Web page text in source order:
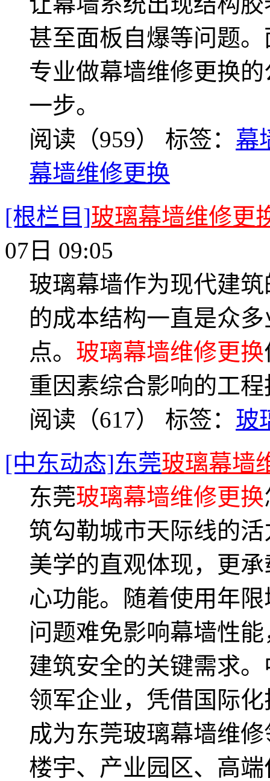
甚至面板自爆等问题
专业做幕墙维修更换
一步。
阅读（959） 标签： 幕
幕墙维修更换
[根栏目]玻璃幕墙维修更
07日 09:05
玻璃幕墙作为现代建
的成本结构一直是众
点。 玻璃幕墙维修更换
重因素综合影响的工
阅读（617） 标签： 玻
[中东动态]东莞玻璃幕墙
东莞玻璃幕墙维修更换
筑勾勒城市天际线的
美学的直观体现，更
心功能。随着使用年
问题难免影响幕墙性
建筑安全的关键需求
领军企业，凭借国际
成为东莞玻璃幕墙维
楼宇、产业园区、高